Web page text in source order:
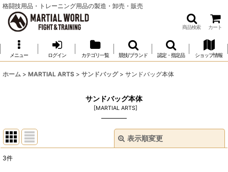
格闘技用品・トレーニング用品の製造・卸売・販売
商品検索 カート
メニュー ログイン カテゴリ一覧 競技/ブランド 認定・指定品 ショップ情報
ホーム > MARTIAL ARTS > サンドバッグ > サンドバッグ本体
サンドバッグ本体
[MARTIAL ARTS]
表示順変更
3件